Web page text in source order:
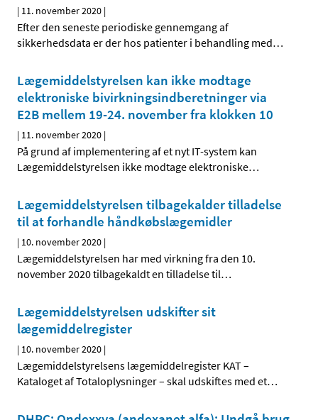
| 11. november 2020 |
Efter den seneste periodiske gennemgang af
sikkerhedsdata er der hos patienter i behandling med…
Lægemiddelstyrelsen kan ikke modtage
elektroniske bivirkningsindberetninger via
E2B mellem 19-24. november fra klokken 10
| 11. november 2020 |
På grund af implementering af et nyt IT-system kan
Lægemiddelstyrelsen ikke modtage elektroniske…
Lægemiddelstyrelsen tilbagekalder tilladelse
til at forhandle håndkøbslægemidler
| 10. november 2020 |
Lægemiddelstyrelsen har med virkning fra den 10.
november 2020 tilbagekaldt en tilladelse til…
Lægemiddelstyrelsen udskifter sit
lægemiddelregister
| 10. november 2020 |
Lægemiddelstyrelsens lægemiddelregister KAT –
Kataloget af Totaloplysninger – skal udskiftes med et…